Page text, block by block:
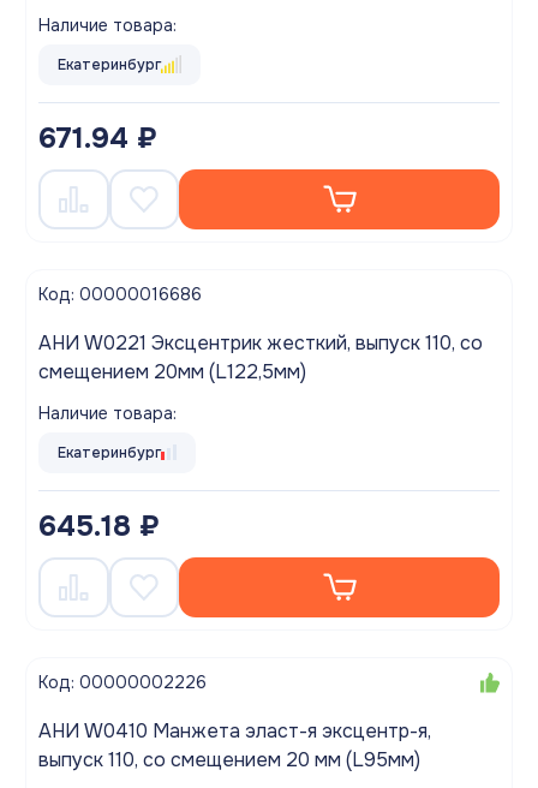
Наличие товара:
Екатеринбург
671.94 ₽
Код: 00000016686
АНИ W0221 Эксцентрик жесткий, выпуск 110, со
смещением 20мм (L122,5мм)
Наличие товара:
Екатеринбург
645.18 ₽
Код: 00000002226
АНИ W0410 Манжета эласт-я эксцентр-я,
выпуск 110, со смещением 20 мм (L95мм)